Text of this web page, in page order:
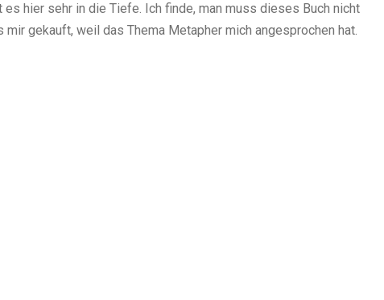
es hier sehr in die Tiefe. Ich finde, man muss dieses Buch nicht
gekauft, weil das Thema Metapher mich angesprochen hat.